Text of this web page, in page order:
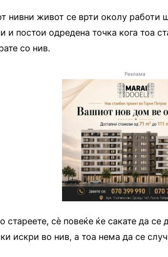
нивни живот се врти околу работи
и постои одредена точка кога тоа
со нив.
Реклама
стареете, сè повеќе ќе сакате да
искри во нив, а тоа нема да се